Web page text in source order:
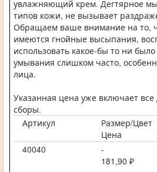
увлажняющий крем. Дегтярное
типов кожи, не вызывает
Обращаем ваше внимание на то,
имеются гнойные высыпания,
использовать какое-бы то ни
умывания слишком часто,
лица.
Указанная цена уже включает
сборы.
Артикул
Размер/Цвет
Цена
40040
-
181,90 ₽